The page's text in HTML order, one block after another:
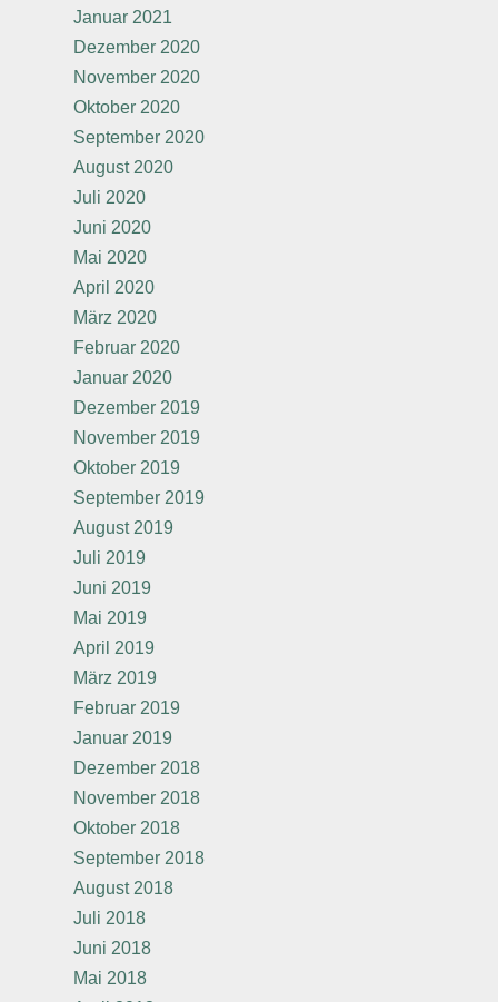
Januar 2021
Dezember 2020
November 2020
Oktober 2020
September 2020
August 2020
Juli 2020
Juni 2020
Mai 2020
April 2020
März 2020
Februar 2020
Januar 2020
Dezember 2019
November 2019
Oktober 2019
September 2019
August 2019
Juli 2019
Juni 2019
Mai 2019
April 2019
März 2019
Februar 2019
Januar 2019
Dezember 2018
November 2018
Oktober 2018
September 2018
August 2018
Juli 2018
Juni 2018
Mai 2018